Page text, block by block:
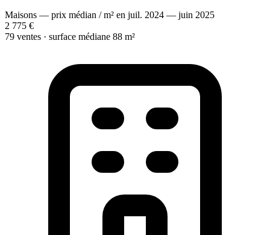
Maisons — prix médian / m² en juil. 2024 — juin 2025
2 775 €
79 ventes · surface médiane 88 m²